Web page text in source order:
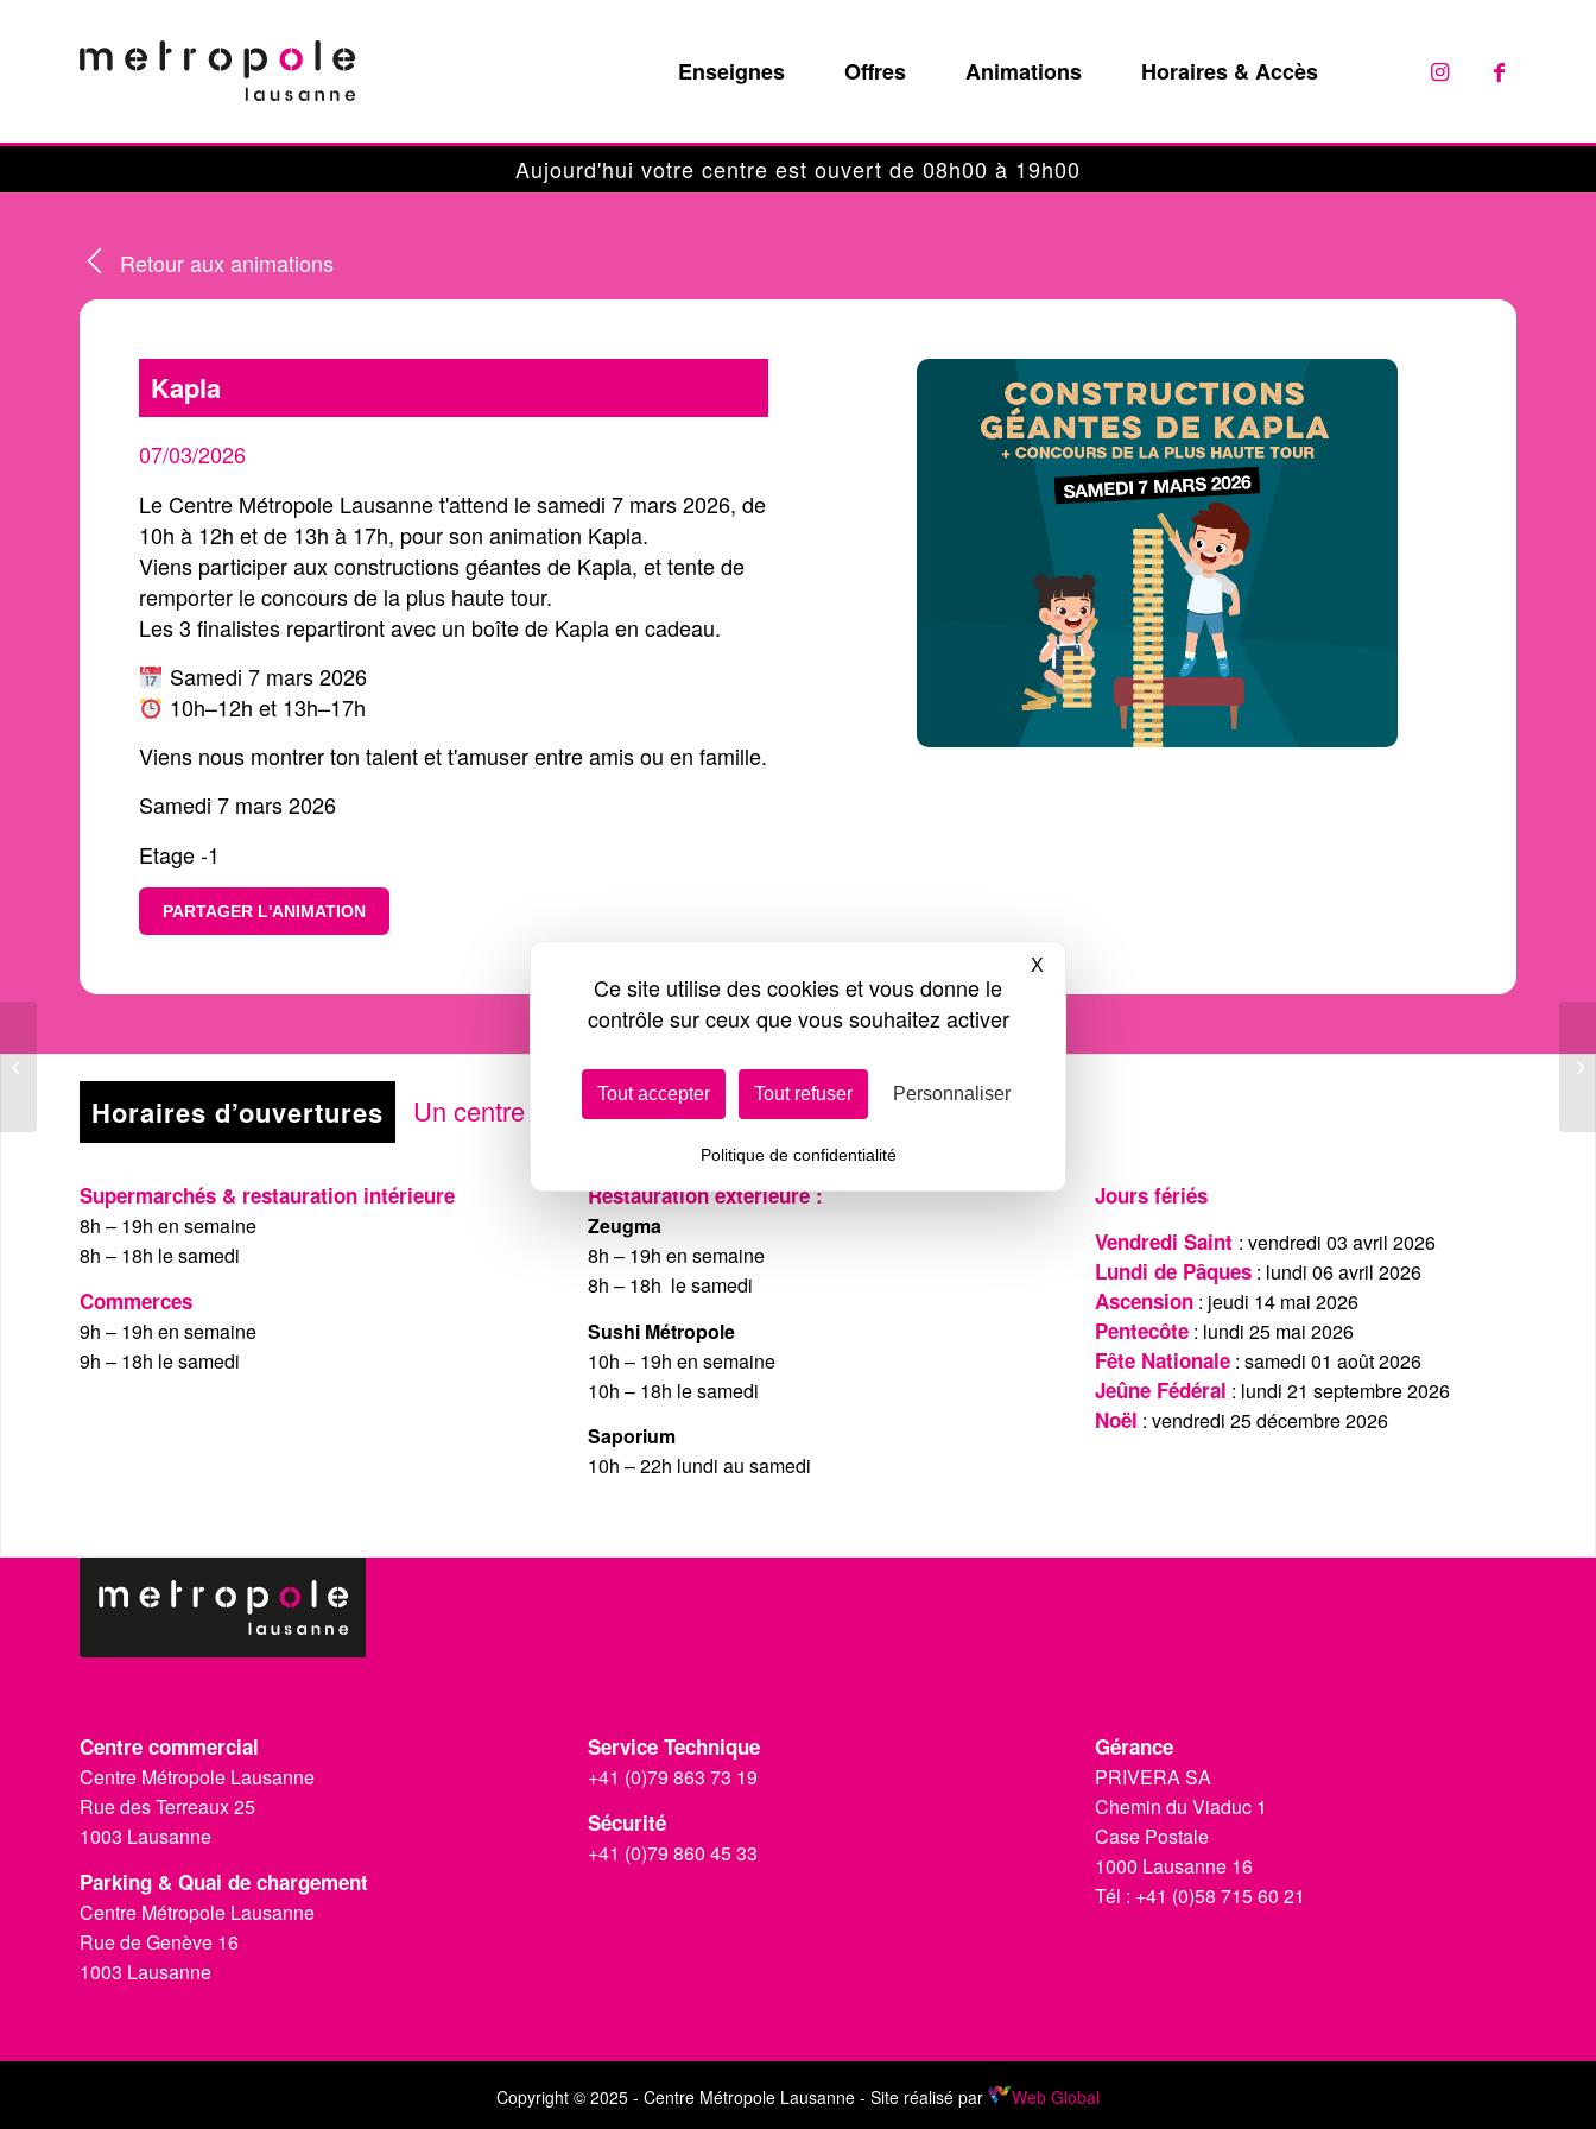
Ce site utilise des cookies et vous donne le
contrôle sur ceux que vous souhaitez activer
Tout accepter Tout refuser Personnaliser
Politique de confidentialité
X
Enseignes Offres Animations Horaires & Accès
Aujourd'hui votre centre est ouvert de 08h00 à 19h00
Retour aux animations
Kapla
07/03/2026
Le Centre Métropole Lausanne t'attend le samedi 7 mars 2026, de
10h à 12h et de 13h à 17h, pour son animation Kapla.
Viens participer aux constructions géantes de Kapla, et tente de
remporter le concours de la plus haute tour.
Les 3 finalistes repartiront avec un boîte de Kapla en cadeau.
Samedi 7 mars 2026
10h–12h et 13h–17h
Viens nous montrer ton talent et t'amuser entre amis ou en famille.
Samedi 7 mars 2026
Etage -1
PARTAGER L'ANIMATION
Horaires d’ouvertures Un centre où l’on peut tout faire
Supermarchés & restauration intérieure
8h – 19h en semaine
8h – 18h le samedi
Commerces
9h – 19h en semaine
9h – 18h le samedi
Restauration extérieure :
Zeugma
8h – 19h en semaine
8h – 18h le samedi
Sushi Métropole
10h – 19h en semaine
10h – 18h le samedi
Saporium
10h – 22h lundi au samedi
Jours fériés
Vendredi Saint : vendredi 03 avril 2026
Lundi de Pâques : lundi 06 avril 2026
Ascension : jeudi 14 mai 2026
Pentecôte : lundi 25 mai 2026
Fête Nationale : samedi 01 août 2026
Jeûne Fédéral : lundi 21 septembre 2026
Noël : vendredi 25 décembre 2026
Centre commercial
Centre Métropole Lausanne
Rue des Terreaux 25
1003 Lausanne
Parking & Quai de chargement
Centre Métropole Lausanne
Rue de Genève 16
1003 Lausanne
Service Technique
+41 (0)79 863 73 19
Sécurité
+41 (0)79 860 45 33
Gérance
PRIVERA SA
Chemin du Viaduc 1
Case Postale
1000 Lausanne 16
Tél : +41 (0)58 715 60 21
Copyright © 2025 - Centre Métropole Lausanne - Site réalisé par Web Global
Fabrique ton pingouin à
coller sur la fenêtre